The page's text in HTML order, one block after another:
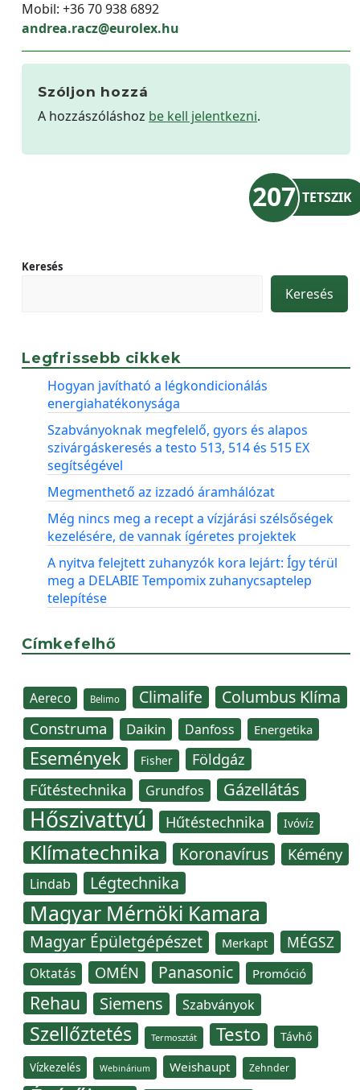
Mobil: +36 70 938 6892
andrea.racz@eurolex.hu
Szóljon hozzá
A hozzászóláshoz be kell jelentkezni.
207 TETSZIK
Keresés
Keresés
Legfrissebb cikkek
Hogyan javítható a légkondicionálás
energiahatékonysága
Szabványoknak megfelelő, gyors és alapos
szivárgáskeresés a testo 513, 514 és 515 EX
segítségével
Megmenthető az izzadó áramhálózat
Még nincs meg a recept a vízjárási szélsőségek
kezelésére, de vannak ígéretes projektek
A nyitva felejtett zuhanyzók kora lejárt: Így térül
meg a DELABIE Tempomix zuhanycsaptelep
telepítése
Címkefelhő
Aereco Belimo Climalife Columbus Klíma
Construma Daikin Danfoss Energetika
Események Fisher Földgáz
Fűtéstechnika Grundfos Gázellátás
Hőszivattyú Hűtéstechnika Ivóvíz
Klímatechnika Koronavírus Kémény
Lindab Légtechnika
Magyar Mérnöki Kamara
Magyar Épületgépészet Merkapt MÉGSZ
Oktatás OMÉN Panasonic Promóció
Rehau Siemens Szabványok
Szellőztetés Termosztát Testo Távhő
Vízkezelés Webinárium Weishaupt Zehnder